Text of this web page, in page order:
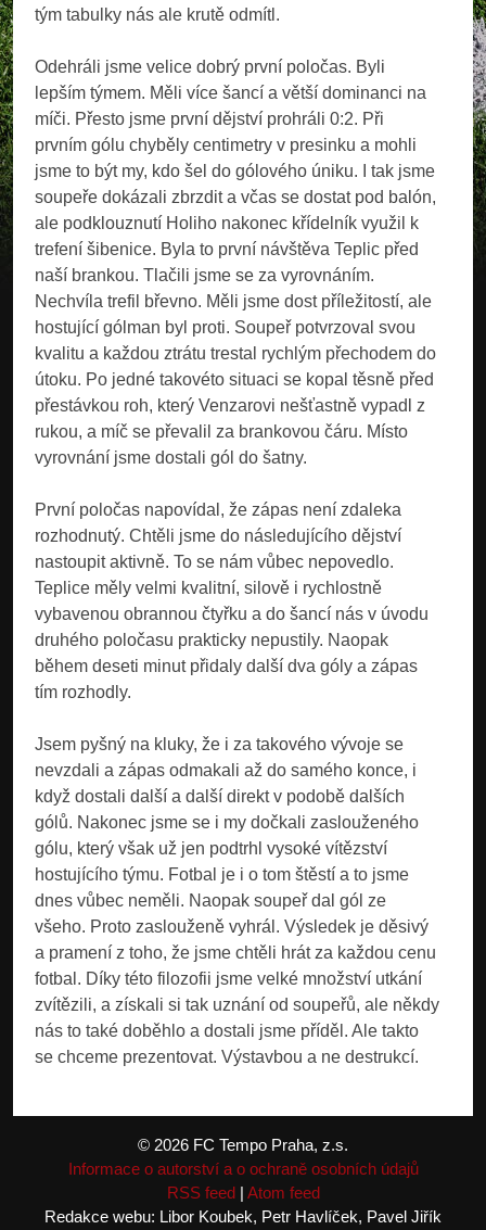
tým tabulky nás ale krutě odmítl.
Odehráli jsme velice dobrý první poločas. Byli
lepším týmem. Měli více šancí a větší dominanci na
míči. Přesto jsme první dějství prohráli 0:2. Při
prvním gólu chyběly centimetry v presinku a mohli
jsme to být my, kdo šel do gólového úniku. I tak jsme
soupeře dokázali zbrzdit a včas se dostat pod balón,
ale podklouznutí Holiho nakonec křídelník využil k
trefení šibenice. Byla to první návštěva Teplic před
naší brankou. Tlačili jsme se za vyrovnáním.
Nechvíla trefil břevno. Měli jsme dost příležitostí, ale
hostující gólman byl proti. Soupeř potvrzoval svou
kvalitu a každou ztrátu trestal rychlým přechodem do
útoku. Po jedné takovéto situaci se kopal těsně před
přestávkou roh, který Venzarovi nešťastně vypadl z
rukou, a míč se převalil za brankovou čáru. Místo
vyrovnání jsme dostali gól do šatny.
První poločas napovídal, že zápas není zdaleka
rozhodnutý. Chtěli jsme do následujícího dějství
nastoupit aktivně. To se nám vůbec nepovedlo.
Teplice měly velmi kvalitní, silově i rychlostně
vybavenou obrannou čtyřku a do šancí nás v úvodu
druhého poločasu prakticky nepustily. Naopak
během deseti minut přidaly další dva góly a zápas
tím rozhodly.
Jsem pyšný na kluky, že i za takového vývoje se
nevzdali a zápas odmakali až do samého konce, i
když dostali další a další direkt v podobě dalších
gólů. Nakonec jsme se i my dočkali zaslouženého
gólu, který však už jen podtrhl vysoké vítězství
hostujícího týmu. Fotbal je i o tom štěstí a to jsme
dnes vůbec neměli. Naopak soupeř dal gól ze
všeho. Proto zaslouženě vyhrál. Výsledek je děsivý
a pramení z toho, že jsme chtěli hrát za každou cenu
fotbal. Díky této filozofii jsme velké množství utkání
zvítězili, a získali si tak uznání od soupeřů, ale někdy
nás to také doběhlo a dostali jsme příděl. Ale takto
se chceme prezentovat. Výstavbou a ne destrukcí.
© 2026 FC Tempo Praha, z.s.
Informace o autorství a o ochraně osobních údajů
RSS feed| Atom feed
Redakce webu: Libor Koubek, Petr Havlíček, Pavel Jiřík